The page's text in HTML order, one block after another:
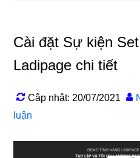
Cài đặt Sự kiện
Ladipage chi tiết
Cập nhật: 20/07/2021
luận